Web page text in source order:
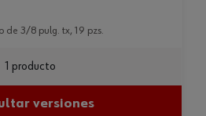
de 3/8 pulg. tx, 19 pzs.
1 producto
versiones